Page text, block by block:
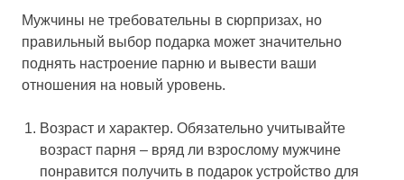
Мужчины не требовательны в сюрпризах, но
правильный выбор подарка может значительно
поднять настроение парню и вывести ваши
отношения на новый уровень.
Возраст и характер. Обязательно учитывайте
возраст парня – вряд ли взрослому мужчине
понравится получить в подарок устройство для